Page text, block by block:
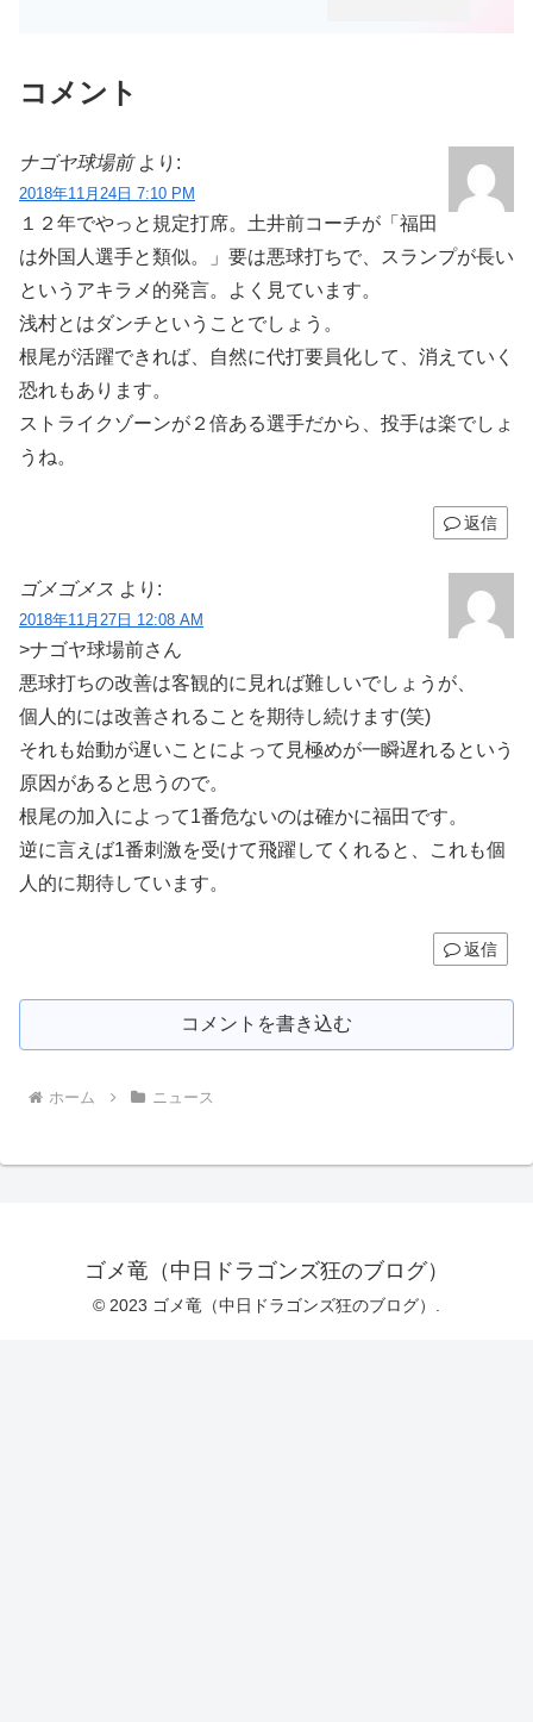
コメント
ナゴヤ球場前 より:
2018年11月24日 7:10 PM
１２年でやっと規定打席。土井前コーチが「福田
は外国人選手と類似。」要は悪球打ちで、スランプが長い
というアキラメ的発言。よく見ています。
浅村とはダンチということでしょう。
根尾が活躍できれば、自然に代打要員化して、消えていく
恐れもあります。
ストライクゾーンが２倍ある選手だから、投手は楽でしょ
うね。
返信
ゴメゴメス より:
2018年11月27日 12:08 AM
>ナゴヤ球場前さん
悪球打ちの改善は客観的に見れば難しいでしょうが、
個人的には改善されることを期待し続けます(笑)
それも始動が遅いことによって見極めが一瞬遅れるという
原因があると思うので。
根尾の加入によって1番危ないのは確かに福田です。
逆に言えば1番刺激を受けて飛躍してくれると、これも個
人的に期待しています。
返信
コメントを書き込む
ホーム ニュース
ゴメ竜（中日ドラゴンズ狂のブログ）
© 2023 ゴメ竜（中日ドラゴンズ狂のブログ）.